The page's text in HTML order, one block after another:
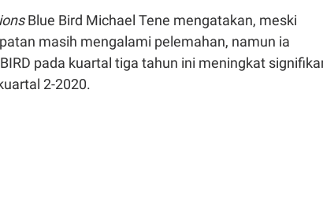
Blue Bird Michael Tene mengatakan, meski
masih mengalami pelemahan, namun ia
pada kuartal tiga tahun ini meningkat
2-2020.